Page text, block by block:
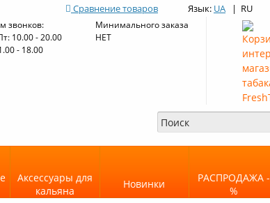
Сравнение товаров Язык: UA | RU
звонков:
10.00 - 20.00
- 18.00
Минимального заказа
НЕТ
Аксессуары для
кальяна
Новинки
РАСПРОДАЖА -
%